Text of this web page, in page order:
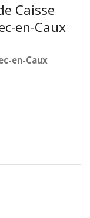
Caisse
en-Caux
en-Caux